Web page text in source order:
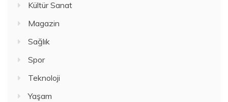
Kültür Sanat
Magazin
Sağlık
Spor
Teknoloji
Yaşam